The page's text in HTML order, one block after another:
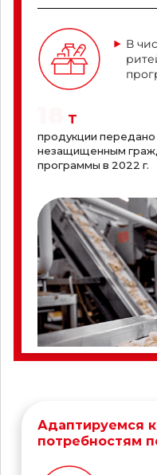
В
т
продукции
незащищенным
программы в 2022 г.
Адаптируемся
потребностям